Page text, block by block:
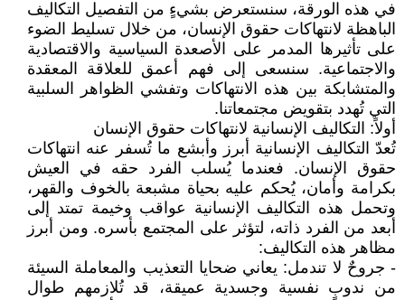
في هذه الورقة، سنستعرض بشيءٍ من التفصيل التكاليف
الباهظة لانتهاكات حقوق الإنسان، من خلال تسليط الضوء
على تأثيرها المدمر على الأصعدة السياسية والاقتصادية
والاجتماعية. سنسعى إلى فهم أعمق للعلاقة المعقدة
والمتشابكة بين هذه الانتهاكات وتفشي الظواهر السلبية
التي تُهدد بتقويض مجتمعاتنا.
أولاً: التكاليف الإنسانية لانتهاكات حقوق الإنسان
تُعدّ التكاليف الإنسانية أبرز وأبشع ما تُسفر عنه انتهاكات
حقوق الإنسان. فعندما يُسلب الفرد حقه في العيش
بكرامة وأمان، يُحكم عليه بحياة مشبعة بالخوف والقهر،
وتحمل هذه التكاليف الإنسانية عواقب وخيمة تمتد إلى
أبعد من الفرد ذاته، لتؤثر على المجتمع بأسره. ومن أبرز
مظاهر هذه التكاليف:
- جروحٌ لا تندمل: يعاني ضحايا التعذيب والمعاملة السيئة
من ندوبٍ نفسية وجسدية عميقة، قد تُلازمهم طوال